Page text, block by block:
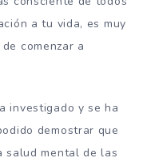
a tu vida, es muy
comenzar a
investigado y se ha
demostrar que
salud mental de las